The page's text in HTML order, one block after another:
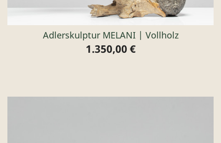
Adlerskulptur MELANI | Vollholz
Preis
1.350,00 €